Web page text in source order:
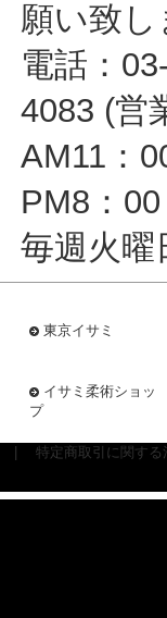
願い致
電話：
4083 (営
AM11：
PM8：
毎週火曜
東京イサミ
イサミ柔術ショッ
プ
特定商取引に関す